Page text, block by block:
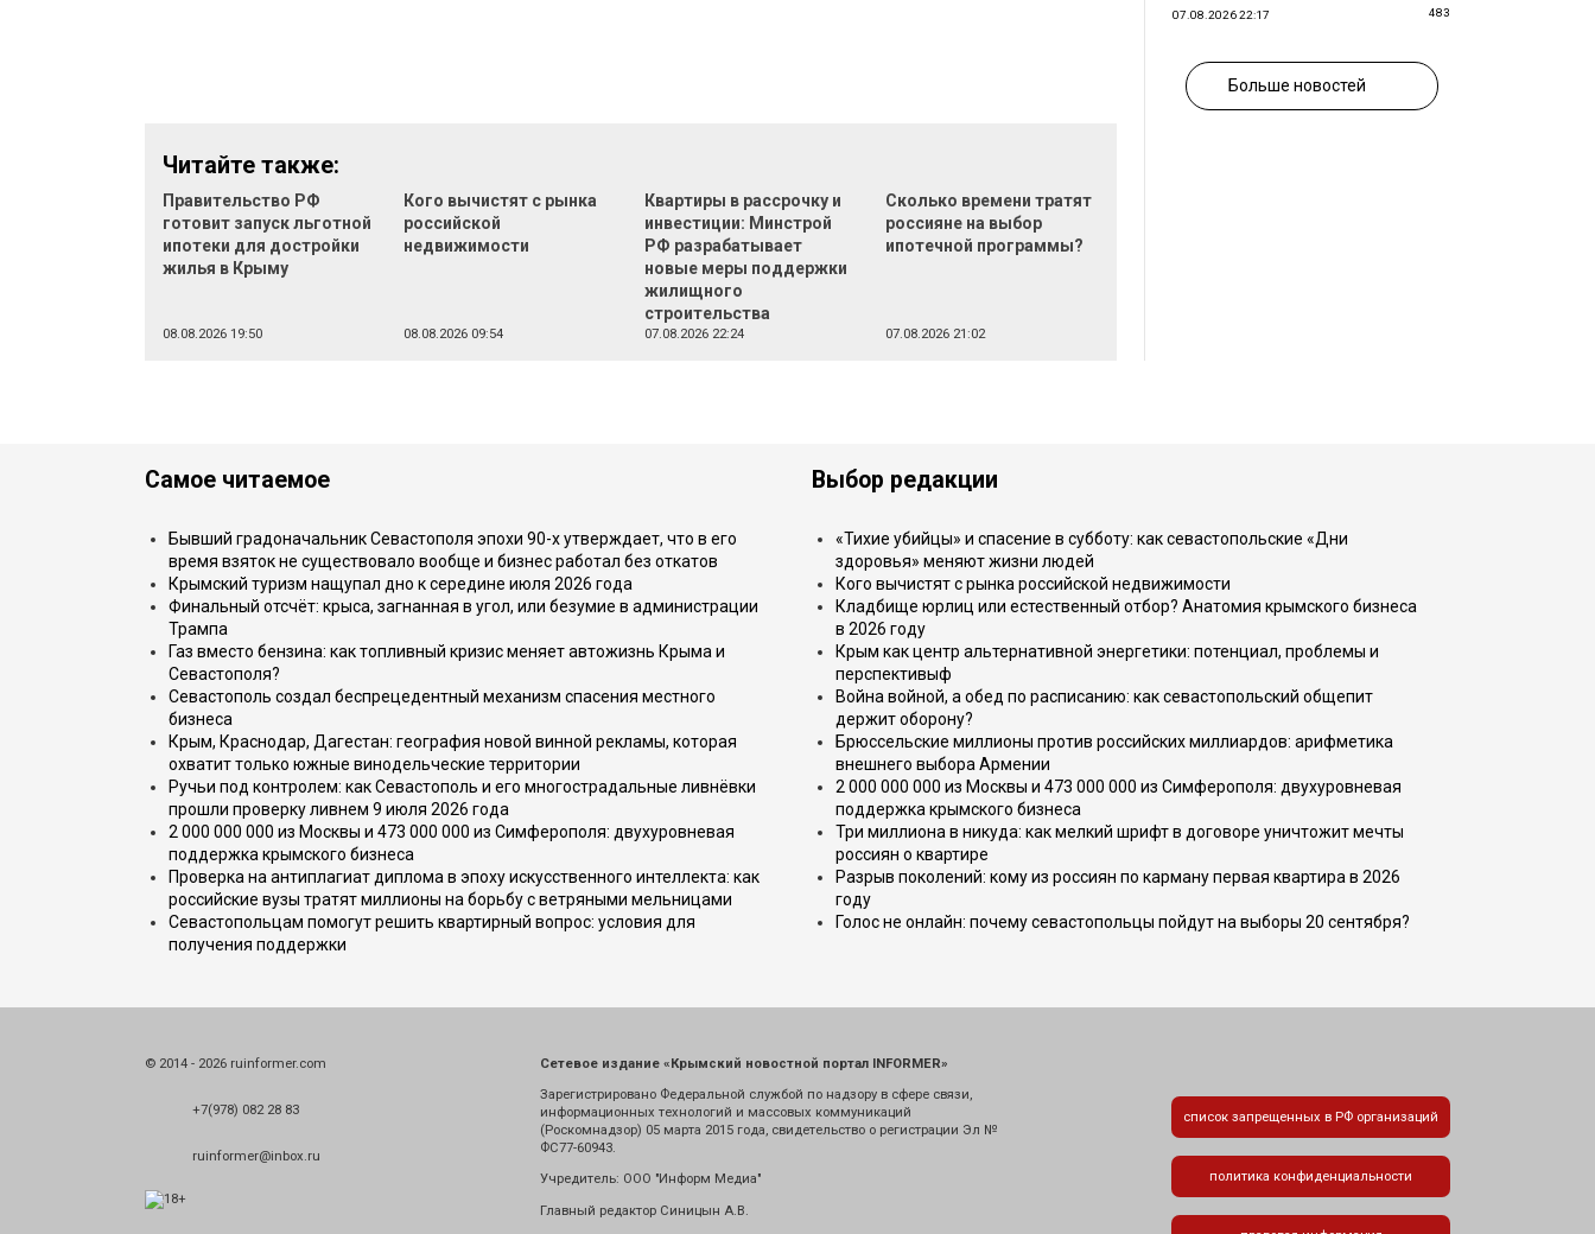
Читайте также:
Правительство РФ
готовит запуск льготной
ипотеки для достройки
жилья в Крыму
08.08.2026 19:50
Кого вычистят с рынка
российской
недвижимости
08.08.2026 09:54
Квартиры в рассрочку и
инвестиции: Минстрой
РФ разрабатывает
новые меры поддержки
жилищного
строительства
07.08.2026 22:24
Сколько времени тратят
россияне на выбор
ипотечной программы?
07.08.2026 21:02
07.08.2026 22:17 483
Больше новостей
Самое читаемое
Бывший градоначальник Севастополя эпохи 90-х утверждает, что в его
время взяток не существовало вообще и бизнес работал без откатов
Крымский туризм нащупал дно к середине июля 2026 года
Финальный отсчёт: крыса, загнанная в угол, или безумие в администрации
Трампа
Газ вместо бензина: как топливный кризис меняет автожизнь Крыма и
Севастополя?
Севастополь создал беспрецедентный механизм спасения местного
бизнеса
Крым, Краснодар, Дагестан: география новой винной рекламы, которая
охватит только южные винодельческие территории
Ручьи под контролем: как Севастополь и его многострадальные ливнёвки
прошли проверку ливнем 9 июля 2026 года
2 000 000 000 из Москвы и 473 000 000 из Симферополя: двухуровневая
поддержка крымского бизнеса
Проверка на антиплагиат диплома в эпоху искусственного интеллекта: как
российские вузы тратят миллионы на борьбу с ветряными мельницами
Севастопольцам помогут решить квартирный вопрос: условия для
получения поддержки
Выбор редакции
«Тихие убийцы» и спасение в субботу: как севастопольские «Дни
здоровья» меняют жизни людей
Кого вычистят с рынка российской недвижимости
Кладбище юрлиц или естественный отбор? Анатомия крымского бизнеса
в 2026 году
Крым как центр альтернативной энергетики: потенциал, проблемы и
перспективыф
Война войной, а обед по расписанию: как севастопольский общепит
держит оборону?
Брюссельские миллионы против российских миллиардов: арифметика
внешнего выбора Армении
2 000 000 000 из Москвы и 473 000 000 из Симферополя: двухуровневая
поддержка крымского бизнеса
Три миллиона в никуда: как мелкий шрифт в договоре уничтожит мечты
россиян о квартире
Разрыв поколений: кому из россиян по карману первая квартира в 2026
году
Голос не онлайн: почему севастопольцы пойдут на выборы 20 сентября?
© 2014 - 2026 ruinformer.com
+7(978) 082 28 83
ruinformer@inbox.ru
Сетевое издание «Крымский новостной портал INFORMER»
Зарегистрировано Федеральной службой по надзору в сфере связи,
информационных технологий и массовых коммуникаций
(Роскомнадзор) 05 марта 2015 года, свидетельство о регистрации Эл №
ФС77-60943.
Учредитель: ООО "Информ Медиа"
Главный редактор Синицын А.В.
список запрещенных в РФ организаций
политика конфиденциальности